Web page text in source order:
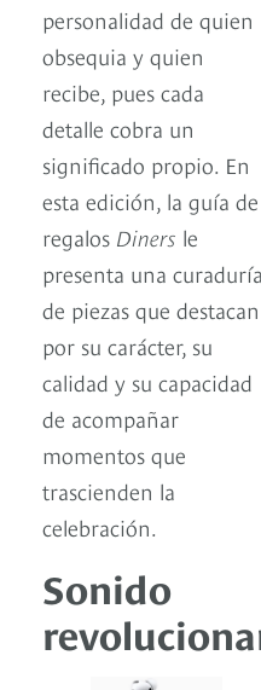
personalidad de quien
obsequia y quien
recibe, pues cada
detalle cobra un
significado propio. En
esta edición, la guía de
regalos Diners le
presenta una curaduría
de piezas que destacan
por su carácter, su
calidad y su capacidad
de acompañar
momentos que
trascienden la
celebración.
Sonido